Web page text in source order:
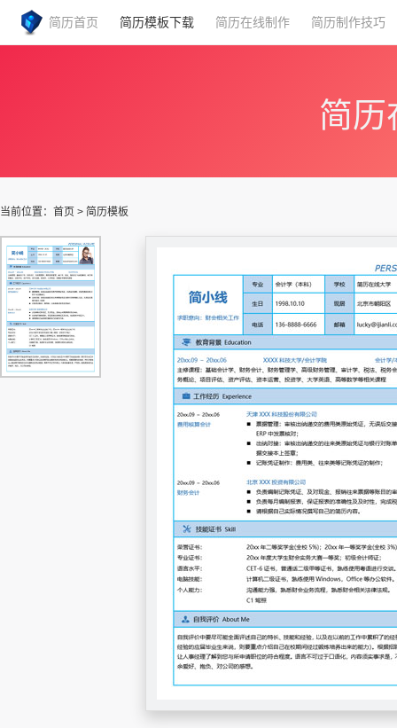
简历首页 简历模板下载 简历在线制作 简历制作技巧
简历
当前位置： 首页 > 简历模板